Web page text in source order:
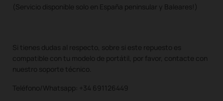
(Servicio disponible solo en España peninsular y Baleares!)
Si tienes dudas al respecto, sobre si este repuesto es
compatible con tu modelo de portátil, por favor, contacte con
nuestro soporte técnico.
Teléfono/Whatsapp: +34 691126449